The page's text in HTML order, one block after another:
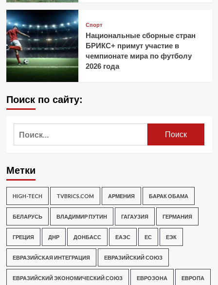
Спорт
Национальные сборные стран
БРИКС+ примут участие в
чемпионате мира по футболу
2026 года
Поиск по сайту:
Метки
HIGH-TECH TVBRICS.COM АРМЕНИЯ БАРАК ОБАМА
БЕЛАРУСЬ ВЛАДИМИР ПУТИН ГАГАУЗИЯ ГЕРМАНИЯ
ГРЕЦИЯ ДНР ДОНБАСС ЕАЭС ЕС ЕЭК
ЕВРАЗИЙСКАЯ ИНТЕГРАЦИЯ ЕВРАЗИЙСКИЙ СОЮЗ
ЕВРАЗИЙСКИЙ ЭКОНОМИЧЕСКИЙ СОЮЗ ЕВРОЗОНА ЕВРОПА